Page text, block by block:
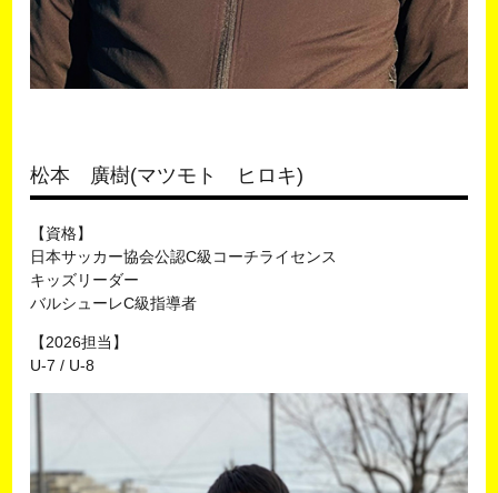
松本 廣樹(マツモト ヒロキ)
【資格】
日本サッカー協会公認C級コーチライセンス
キッズリーダー
バルシューレC級指導者
【2026担当】
U-7 / U-8